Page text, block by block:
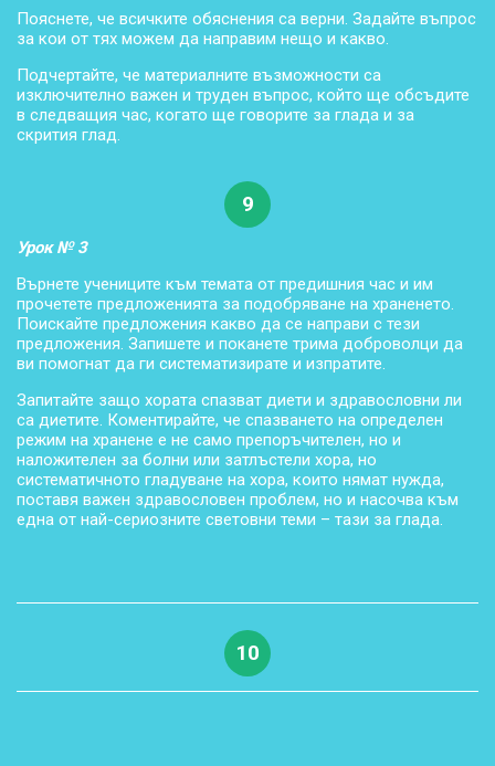
Пояснете, че всичките обяснения са верни. Задайте въпрос
за кои от тях можем да направим нещо и какво.
Подчертайте, че материалните възможности са
изключително важен и труден въпрос, който ще обсъдите
в следващия час, когато ще говорите за глада и за
скрития глад.
9
Урок № 3
Върнете учениците към темата от предишния час и им
прочетете предложенията за подобряване на храненето.
Поискайте предложения какво да се направи с тези
предложения. Запишете и поканете трима доброволци да
ви помогнат да ги систематизирате и изпратите.
Запитайте защо хората спазват диети и здравословни ли
са диетите. Коментирайте, че спазването на определен
режим на хранене е не само препоръчителен, но и
наложителен за болни или затлъстели хора, но
систематичното гладуване на хора, които нямат нужда,
поставя важен здравословен проблем, но и насочва към
една от най-сериозните световни теми – тази за глада.
10